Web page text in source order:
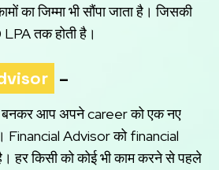
का जिम्मा भी सौंपा जाता है। जिसकी
तक होती है।
–
आप अपने career को एक नए
Financial Advisor को financial
हर किसी को कोई भी काम करने से पहले